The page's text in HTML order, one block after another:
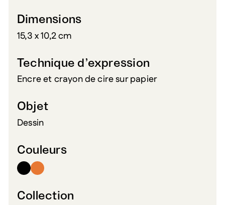
Dimensions
15,3 x 10,2 cm
Technique d’expression
Encre et crayon de cire sur papier
Objet
Dessin
Couleurs
Collection